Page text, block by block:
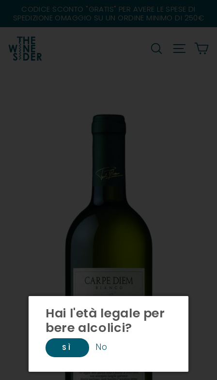
PER AVERE LE SPESE DI
SU UN ORDINE MINIMO DI 250€
CERCA
Hai l'età legale per
bere alcolici?
SÌ No